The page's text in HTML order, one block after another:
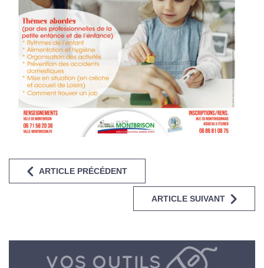
ARTICLE PRÉCÉDENT
ARTICLE SUIVANT